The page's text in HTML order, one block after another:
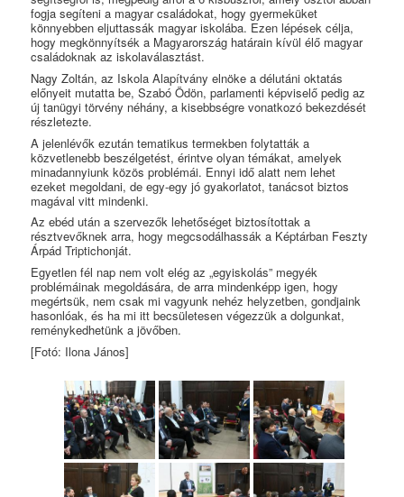
fogja segíteni a magyar családokat, hogy gyermeküket
könnyebben eljuttassák magyar iskolába. Ezen lépések célja,
hogy megkönnyítsék a Magyarország határain kívül élő magyar
családoknak az iskolaválasztást.
Nagy Zoltán, az Iskola Alapítvány elnöke a délutáni oktatás
előnyeit mutatta be, Szabó Ödön, parlamenti képviselő pedig az
új tanügyi törvény néhány, a kisebbségre vonatkozó bekezdését
részletezte.
A jelenlévők ezután tematikus termekben folytatták a
közvetlenebb beszélgetést, érintve olyan témákat, amelyek
minadannyiunk közös problémái. Ennyi idő alatt nem lehet
ezeket megoldani, de egy-egy jó gyakorlatot, tanácsot biztos
magával vitt mindenki.
Az ebéd után a szervezők lehetőséget biztosítottak a
résztvevőknek arra, hogy megcsodálhassák a Képtárban Feszty
Árpád Triptichonját.
Egyetlen fél nap nem volt elég az „egyiskolás” megyék
problémáinak megoldására, de arra mindenképp igen, hogy
megértsük, nem csak mi vagyunk nehéz helyzetben, gondjaink
hasonlóak, és ha mi itt becsületesen végezzük a dolgunkat,
reménykedhetünk a jövőben.
[Fotó: Ilona János]